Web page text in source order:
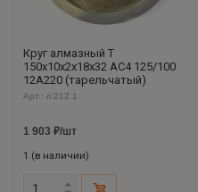
Круг алмазный Т
150х10х2х18х32 АС4 125/100
12А220 (тарельчатый)
Арт.: ri.212.1
1 903 ₽/шт
1 (в наличии)